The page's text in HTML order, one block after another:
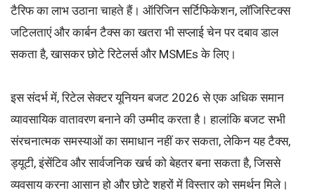
टैरिफ का लाभ उठाना चाहते हैं। ऑरिजिन सर्टिफिकेशन, लॉजिस्टिक्स
जटिलताएं और कार्बन टैक्स का खतरा भी सप्लाई चेन पर दबाव डाल
सकता है, खासकर छोटे रिटेलर्स और MSMEs के लिए।
इस संदर्भ में, रिटेल सेक्टर यूनियन बजट 2026 से एक अधिक समान
व्यावसायिक वातावरण बनाने की उम्मीद करता है। हालांकि बजट सभी
संरचनात्मक समस्याओं का समाधान नहीं कर सकता, लेकिन यह टैक्स,
ड्यूटी, इंसेंटिव और सार्वजनिक खर्च को बेहतर बना सकता है, जिससे
व्यवसाय करना आसान हो और छोटे शहरों में विस्तार को समर्थन मिले।